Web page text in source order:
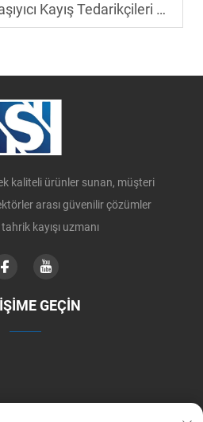
Tedarikçileri Neden Zamanında Teslimat Sunar
kaliteli ürünler sunan, müşteri
arası güvenilir çözümler
kayışı uzmanı
GEÇIN